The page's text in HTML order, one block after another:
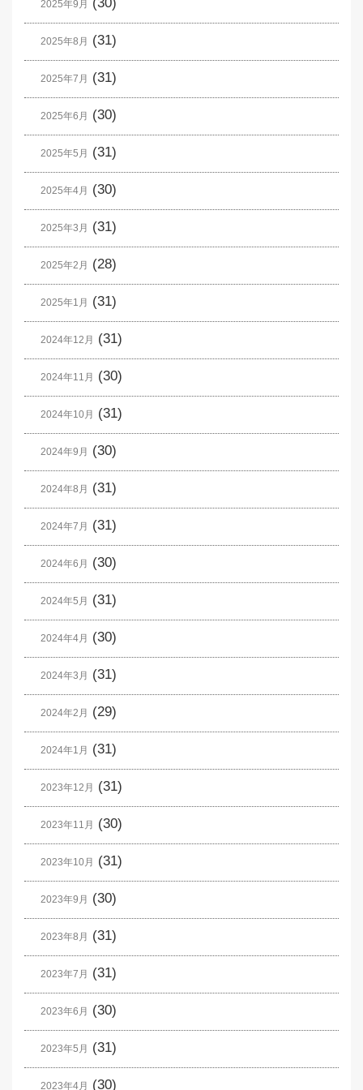
2025年9月
2025年8月 (31)
2025年7月 (31)
2025年6月 (30)
2025年5月 (31)
2025年4月 (30)
2025年3月 (31)
2025年2月 (28)
2025年1月 (31)
2024年12月 (31)
2024年11月 (30)
2024年10月 (31)
2024年9月 (30)
2024年8月 (31)
2024年7月 (31)
2024年6月 (30)
2024年5月 (31)
2024年4月 (30)
2024年3月 (31)
2024年2月 (29)
2024年1月 (31)
2023年12月 (31)
2023年11月 (30)
2023年10月 (31)
2023年9月 (30)
2023年8月 (31)
2023年7月 (31)
2023年6月 (30)
2023年5月 (31)
2023年4月 (30)